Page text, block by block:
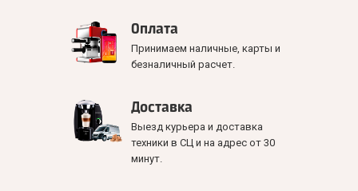
Оплата
Принимаем наличные, карты и
безналичный расчет.
Доставка
Выезд курьера и доставка
техники в СЦ и на адрес от 30
минут.